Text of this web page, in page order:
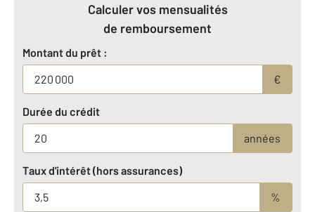
Calculer vos mensualités
de remboursement
Montant du prêt :
€
Durée du crédit
années
Taux d'intérêt (hors assurances)
%